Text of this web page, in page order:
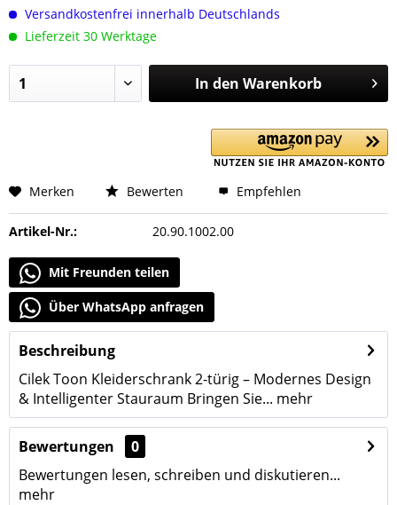
Versandkostenfrei innerhalb Deutschlands
Lieferzeit 30 Werktage
In den Warenkorb
Merken Bewerten Empfehlen
Artikel-Nr.: 20.90.1002.00
Mit Freunden teilen
Über WhatsApp anfragen
Beschreibung
Cilek Toon Kleiderschrank 2-türig – Modernes Design
& Intelligenter Stauraum Bringen Sie... mehr
Bewertungen
0
Bewertungen lesen, schreiben und diskutieren...
mehr